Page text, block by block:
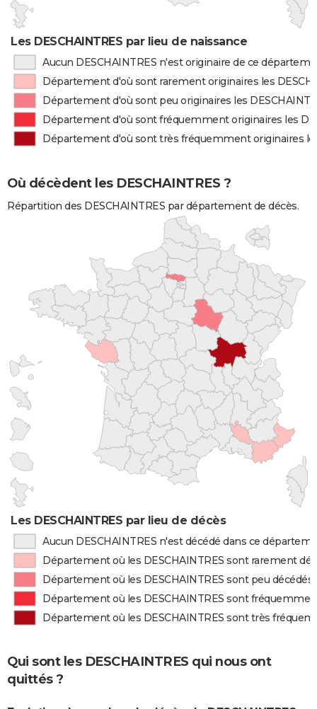
Les DESCHAINTRES par lieu de naissance
Aucun DESCHAINTRES n'est originaire de ce
Département d'où sont rarement originaires les
Département d'où sont peu originaires les
Département d'où sont fréquemment originaires les
Département d'où sont très fréquemment originaires
Où décèdent les DESCHAINTRES ?
Répartition des DESCHAINTRES par département de décès.
Les DESCHAINTRES par lieu de décès
Aucun DESCHAINTRES n'est décédé dans ce
Département où les DESCHAINTRES sont rarement
Département où les DESCHAINTRES sont peu décédés
Département où les DESCHAINTRES sont
Département où les DESCHAINTRES sont très
Qui sont les DESCHAINTRES qui nous ont
quittés ?